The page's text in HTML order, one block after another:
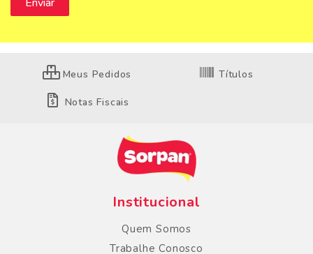
Meus Pedidos Títulos
Notas Fiscais
Institucional
Quem Somos
Trabalhe Conosco